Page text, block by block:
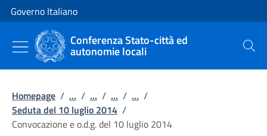
Vai al contenuto
Vai alla navigazione del sito
Governo Italiano
Conferenza Stato-città ed
autonomie locali Cerca
Homepage / ... / ... / ... / ... /
Seduta del 10 luglio 2014 /
Convocazione e o.d.g. del 10 luglio 2014